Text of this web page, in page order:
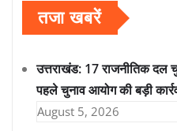
तजा खबरें
उत्तराखंड: 17 राजनीतिक दल
पहले चुनाव आयोग की बड़ी
August 5, 2026